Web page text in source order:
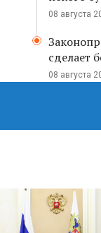
08 августа
сделает
08 августа